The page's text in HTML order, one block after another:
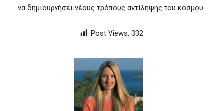
να δημιουργήσει νέους τρόπους αντίληψης του κόσμου.
Post Views: 332